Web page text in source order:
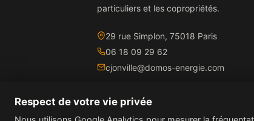
particuliers et les copropriétés.
29 rue Simplon, 75018 Paris
06 18 09 29 62
cjonville@domos-energie.com
Respect de votre vie privée